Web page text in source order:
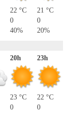
22 °C
0
40%
21 °C
0
20%
20h
23 °C
0
23h
22 °C
0